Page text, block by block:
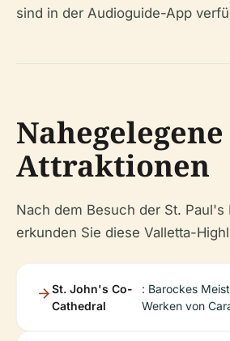
sind in der Audioguide-App
Nahegelegene
Attraktionen
Nach dem Besuch der St. Paul's
erkunden Sie diese Valletta-
St. John's Co-
Cathedral
: Barockes
Werken von